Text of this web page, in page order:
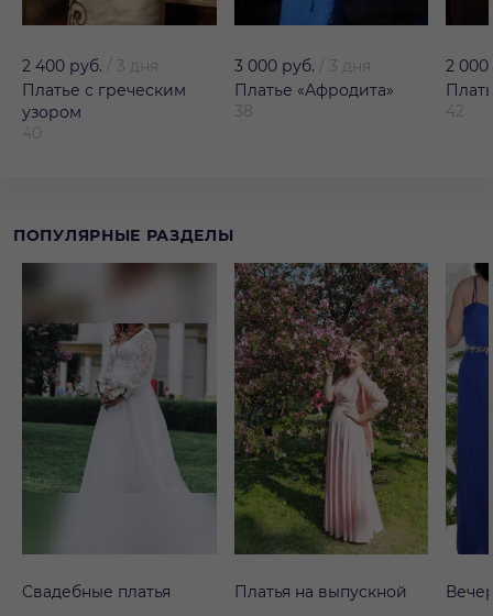
2 400 руб.
3 дня
Платье с греческим
узором
40
3 000 руб.
3 дня
Платье «Афродита»
38
2 000
42
ПОПУЛЯРНЫЕ РАЗДЕЛЫ
Свадебные платья Платья на выпускной